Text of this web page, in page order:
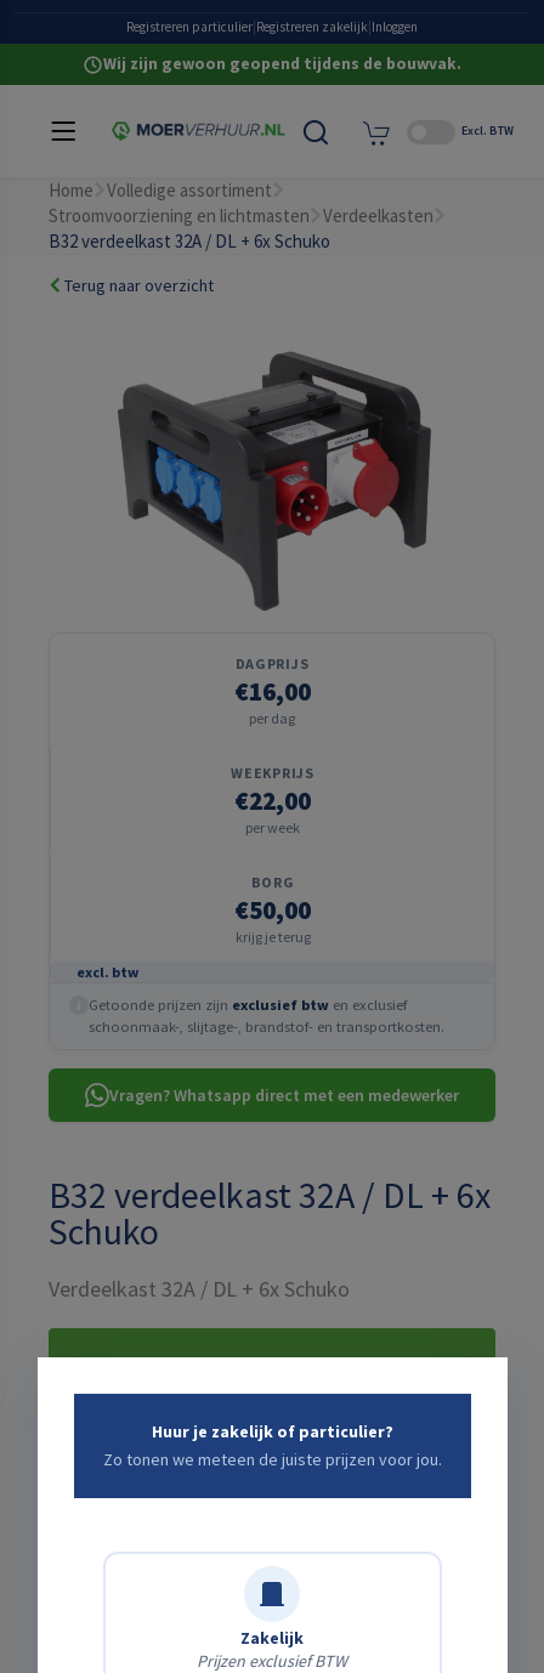
Grote eigen voorraadRegistreren particulier Registreren zakelijk Inloggen
Wij zijn gewoon geopend tijdens de bouwvak.
Excl. BTW
Home
Volledige assortiment
Stroomvoorziening en lichtmasten
Verdeelkasten
B32 verdeelkast 32A / DL + 6x Schuko
Terug naar overzicht
DAGPRIJS
€16,00
per dag
WEEKPRIJS
€22,00
per week
BORG
€50,00
krijg je terug
excl. btw
Getoonde prijzen zijn exclusief btw en exclusief
schoonmaak-, slijtage-, brandstof- en transportkosten.
Vragen? Whatsapp direct met een medewerker
B32 verdeelkast 32A / DL + 6x
Schuko
Verdeelkast 32A / DL + 6x Schuko
€17,12
incl. schadeafkoop · excl. btw ·
+ bezorgkosten: bereken
hieronder ↓
Kies een start- en eindtijd die jou uitkomt
Huur je zakelijk of particulier?
Zo tonen we meteen de juiste prijzen voor jou.
Zakelijk
Prijzen exclusief BTW